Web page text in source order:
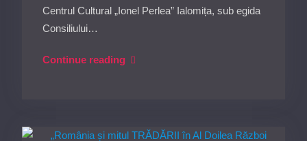
18:00
Centrul Cultural „Ionel Perlea” Ialomița, sub egida
Consiliului…
Continue readingSpectacol
Concursul